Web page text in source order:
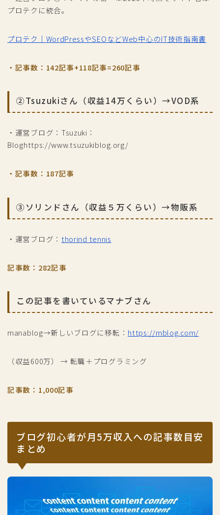
プロテクに統合。
プロテク｜WordPressやSEOなどWeb中心のIT技術指南書
・記事数：142記事+118記事=260記事
②Tsuzukiさん（収益14万くらい）→VOD系
・運営ブログ：Tsuzuki：
Bloghttps://www.tsuzukiblog.org/
・記事数：187記事
③ソリンドさん（収益５万くらい）→物販系
・運営ブログ： thorind tennis
記事数：282記事
この記事を書いているマナブさん
manablog→新しいブログに移転： https://mblog.com/
（収益600万） → 転職＋プログラミング
記事数：1,000記事
ブログ初心者が月5万収入への記事数目安
まとめ